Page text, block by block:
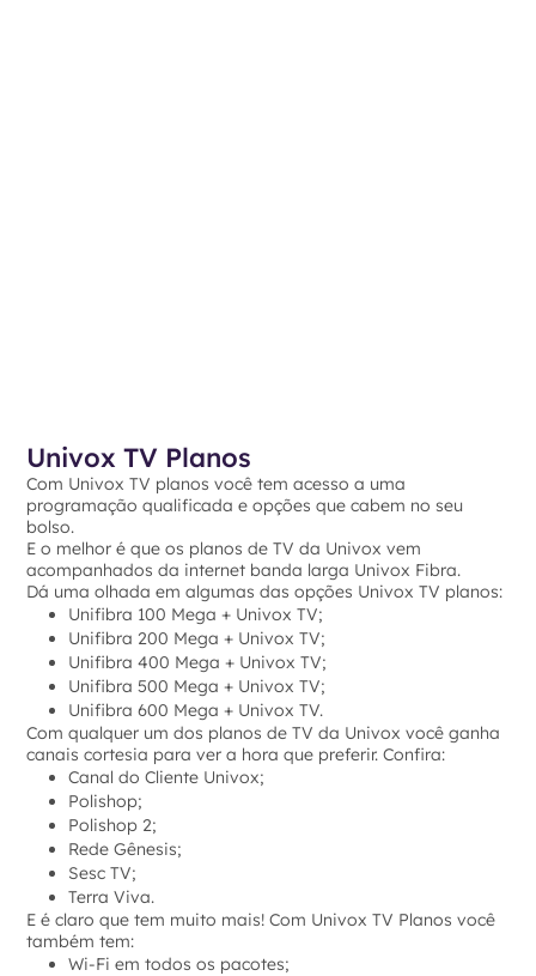
Univox TV Planos
Com Univox TV planos você tem acesso a uma
programação qualificada e opções que cabem no seu
bolso.
E o melhor é que os planos de TV da Univox vem
acompanhados da internet banda larga Univox Fibra.
Dá uma olhada em algumas das opções Univox TV planos:
Unifibra 100 Mega + Univox TV;
Unifibra 200 Mega + Univox TV;
Unifibra 400 Mega + Univox TV;
Unifibra 500 Mega + Univox TV;
Unifibra 600 Mega + Univox TV.
Com qualquer um dos planos de TV da Univox você ganha
canais cortesia para ver a hora que preferir. Confira:
Canal do Cliente Univox;
Polishop;
Polishop 2;
Rede Gênesis;
Sesc TV;
Terra Viva.
E é claro que tem muito mais! Com Univox TV Planos você
também tem:
Wi-Fi em todos os pacotes;